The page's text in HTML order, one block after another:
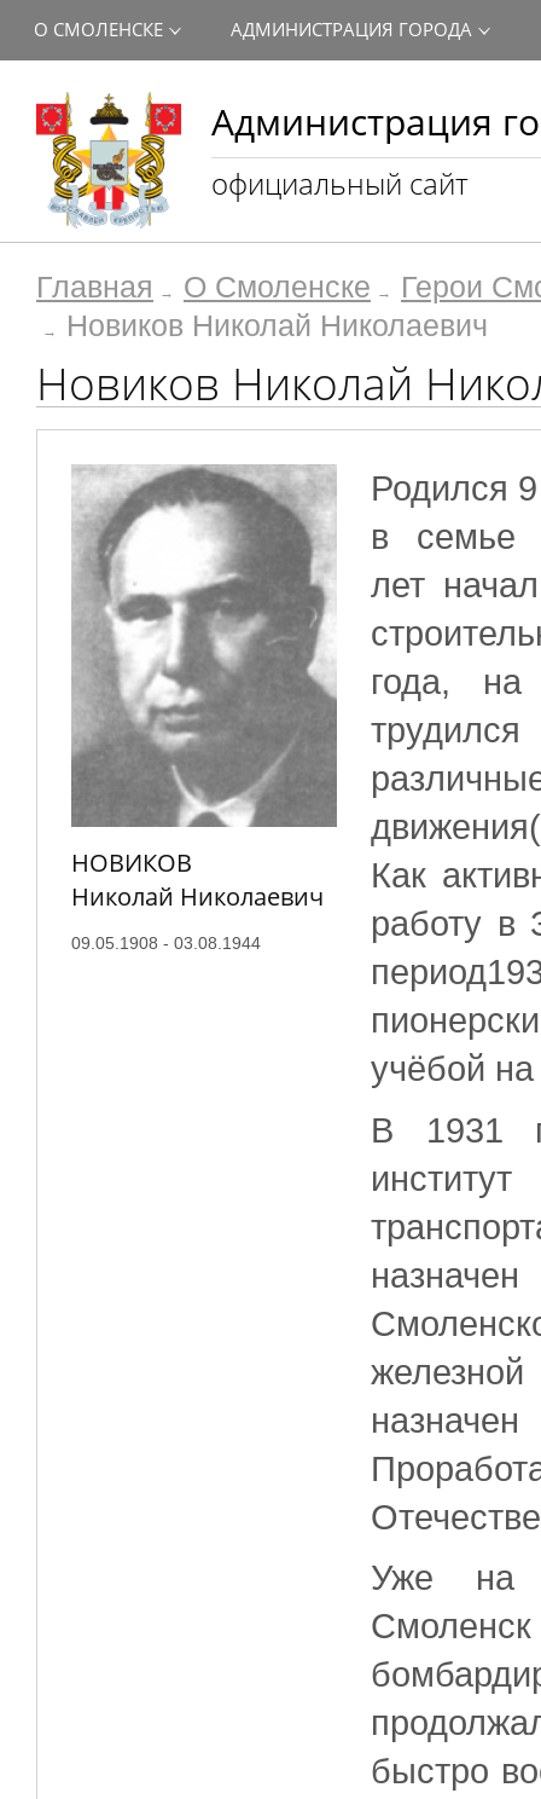
Администрация
официальный сайт
О СМОЛЕНСКЕ АДМИНИСТРАЦИЯ ГОРОДА
Главная О Смоленске
Герои
Новиков Николай Николаевич
Новиков Николай
НОВИКОВ
Николай Николаевич
09.05.1908 - 03.08.1944
Родился
в семье
лет
года, на
Как
работу в
учёбой
В 1931
Уже на
быстро